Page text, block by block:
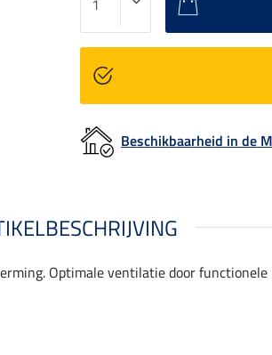
Beschikbaarheid in de
Optimale ventilatie door